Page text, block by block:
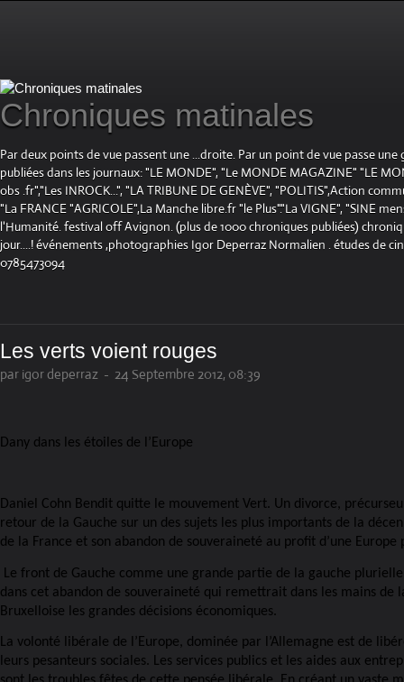
Chroniques matinales
Par deux points de vue passent une ...droite. Par un point de vue passe
publiées dans les journaux: "LE MONDE", "Le MONDE MAGAZINE" "LE
obs .fr","Les INROCK...", "LA TRIBUNE DE GENÈVE", "POLITIS",Action
"La FRANCE "AGRICOLE",La Manche libre.fr "le Plus"."La VIGNE", "SINE
l'Humanité. festival off Avignon. (plus de 1000 chroniques publiées)
jour....! événements ,photographies Igor Deperraz Normalien . études de
0785473094
Les verts voient rouges
par igor deperraz - 24 Septembre 2012, 08:39
Dany dans les étoiles de l’Europe
Daniel Cohn Bendit quitte le mouvement Vert. Un divorce,
retour de la Gauche sur un des sujets les plus importants de la
de la France et son abandon de souveraineté au profit d’une Europe
Le front de Gauche comme une grande partie de la gauche
dans cet abandon de souveraineté qui remettrait dans les mains de
Bruxelloise les grandes décisions économiques.
La volonté libérale de l’Europe, dominée par l’Allemagne est de
leurs pesanteurs sociales. Les services publics et les aides aux